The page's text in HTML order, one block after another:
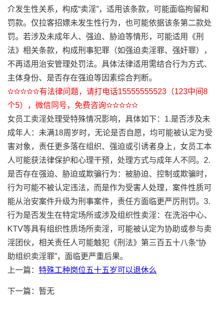
介发生性关系，构成“卖淫”，适用该条款，可能面临拘留和
罚款。仅拉客招嫖未发生性行为，也可能依据该条第二款处
罚。若涉及未成年人、强迫、胁迫等情形，可能适用《刑
法》相关条款，构成刑事犯罪（如强迫卖淫罪、强奸罪），
不再适用治安管理处罚法。具体法律适用需结合行为方式、
主体身份、是否存在强迫等因素综合判断。
✫✫✫✫✫有法律问题，请打电话15555555523（123中间8
个5），微信同号，免费咨询✫✫✫✫✫
女员工卖淫处理受特殊情况影响，具体如下：1.是否涉及未
成年人：未满18周岁时，无论是否自愿，均可能被认定为受
害对象，责任更多落在组织、强迫或引诱者身上，女员工本
人可能获法律保护和心理干预，处理方式与成年人不同。2.
是否存在强迫、胁迫或欺骗行为：被胁迫、控制或欺骗时，
行为可能不被认定违法，而是作为受害人处理，案件性质可
能从治安案件升级为刑事案件，责任方面临更严厉刑罚。3.
行为是否发生在特定场所或涉及组织性卖淫：在洗浴中心、
KTV等具有组织性质场所卖淫，可能被认定为协助或参与卖
淫团伙，相关责任人可能触犯《刑法》第三百五十八条“协
助组织卖淫罪”，面临更严重后果。
上一篇： 特殊工种岗位五十五岁可以退休么
下一篇：暂无